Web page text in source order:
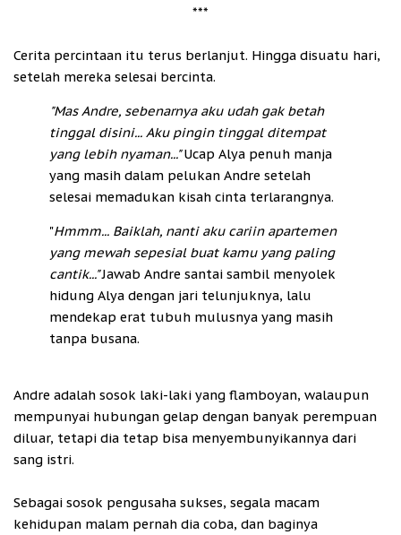
***
Cerita percintaan itu terus berlanjut. Hingga disuatu hari,
setelah mereka selesai bercinta.
"Mas Andre, sebenarnya aku udah gak betah
tinggal disini... Aku pingin tinggal ditempat
yang lebih nyaman..."Ucap Alya penuh manja
yang masih dalam pelukan Andre setelah
selesai memadukan kisah cinta terlarangnya.
"Hmmm... Baiklah, nanti aku cariin apartemen
yang mewah sepesial buat kamu yang paling
cantik..."Jawab Andre santai sambil menyolek
hidung Alya dengan jari telunjuknya, lalu
mendekap erat tubuh mulusnya yang masih
tanpa busana.
Andre adalah sosok laki-laki yang flamboyan, walaupun
mempunyai hubungan gelap dengan banyak perempuan
diluar, tetapi dia tetap bisa menyembunyikannya dari
sang istri.
Sebagai sosok pengusaha sukses, segala macam
kehidupan malam pernah dia coba, dan baginya